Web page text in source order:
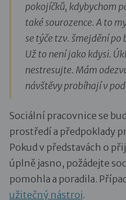
pokojíčků, kdybychom
také sourozence. A to
se týče tzv. šmejdění
Už to není jako kdysi.
nestresujte. Mám
návštěvy probíhají v
Sociální pracovnice se
prostředí a předpoklady
Pokud v představách o
úplně jasno, požádejte
pomohla a poradila.
užitečný nástroj.